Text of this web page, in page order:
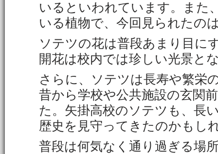
いるといわれています。また
いる植物で、今回見られたの
ソテツの花は普段あまり目に
開花は校内では珍しい光景と
さらに、ソテツは長寿や繁栄
昔から学校や公共施設の玄関
た。矢掛高校のソテツも、長
歴史を見守ってきたのかもし
普段は何気なく通り過ぎる場